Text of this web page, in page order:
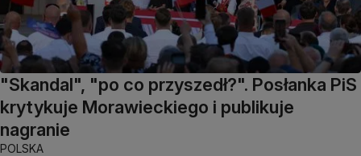
"Skandal", "po co przyszedł?". Posłanka PiS
krytykuje Morawieckiego i publikuje
nagranie
POLSKA